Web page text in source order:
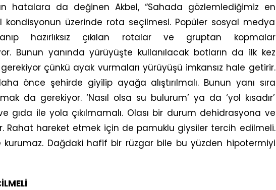
hatalara da değinen Akbel, “Sahada gözlemlediğimiz en
kondisyonun üzerinde rota seçilmesi. Popüler sosyal medya
hazırlıksız çıkılan rotalar ve gruptan kopmalar
Bunun yanında yürüyüşte kullanılacak botların da ilk kez
çünkü ayak vurmaları yürüyüşü imkansız hale getirir.
önce şehirde giyilip ayağa alıştırılmalı. Bunun yanı sıra
da gerekiyor. ‘Nasıl olsa su bulurum’ ya da ‘yol kısadır’
gıda ile yola çıkılmamalı. Olası bir durum dehidrasyona ve
Rahat hareket etmek için de pamuklu giysiler tercih edilmeli.
Dağdaki hafif bir rüzgar bile bu yüzden hipotermiyi